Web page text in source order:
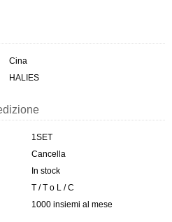
Cina
HALIES
1SET
Cancella
In stock
T / T o L / C
1000 insiemi al mese